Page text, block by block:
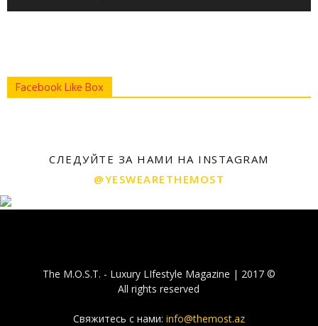
Facebook Like Box
СЛЕДУЙТЕ ЗА НАМИ НА INSTAGRAM
@YESWEARETHEMOST
The M.O.S.T. - Luxury LIfestyle Magazine | 2017 ©
All rights reserved
Свяжитесь с нами: info@themost.az